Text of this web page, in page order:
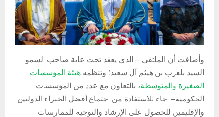
وأضافت أن الملتقى – الذي يعقد تحت عاية صاحب السمو
السيد بلعرب بن هيثم آل سعيد؛ وتنظمه هيئة المؤسسات
الصغيرة والمتوسطة، بالتعاون مع عدد من المؤسسات
الحكومية– جاء للاستفادة من اجتماع أفضل الخبراء الدوليين
والإقليمين للحصول على الإرشاد والتوجيه للممارسات